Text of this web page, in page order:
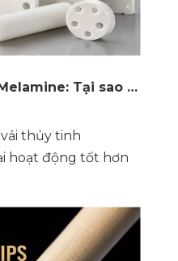
G-5 và G-9 Kính dán Melamine: Tại sao điện trở hồ quang quyết định sự an toàn của thiết bị đóng cắt
thủy tinh
hoạt động tốt hơn